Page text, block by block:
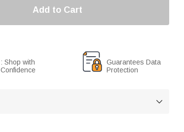
Add to Cart
: Shop with
Confidence
Guarantees Data
Protection
